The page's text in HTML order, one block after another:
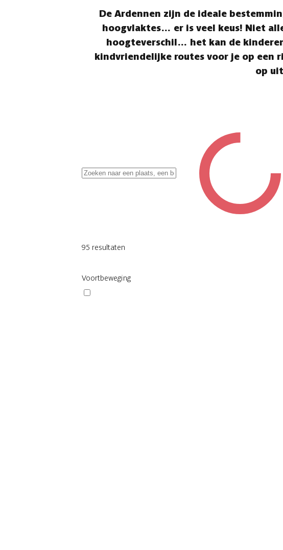
De Ardennen zijn de ideale
hoogvlaktes… er is veel keus! Niet
hoogteverschil… het kan de
kindvriendelijke routes voor je op een
op
95 resultaten
Voortbeweging